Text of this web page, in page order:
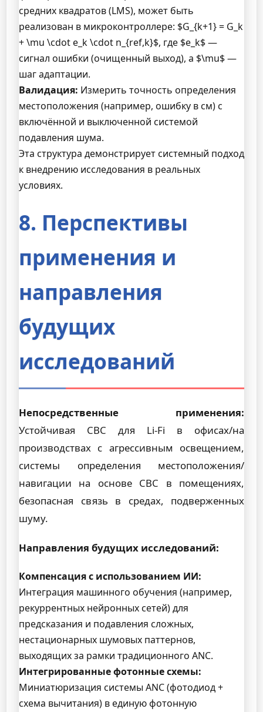
средних квадратов (LMS), может быть
реализован в микроконтроллере: $G_{k+1} = G_k
+ \mu \cdot e_k \cdot n_{ref,k}$, где $e_k$ —
сигнал ошибки (очищенный выход), а $\mu$ —
шаг адаптации.
Валидация: Измерить точность определения
местоположения (например, ошибку в см) с
включённой и выключенной системой
подавления шума.
Эта структура демонстрирует системный подход
к внедрению исследования в реальных
условиях.
8. Перспективы
применения и
направления
будущих
исследований
Непосредственные применения:
Устойчивая СВС для Li-Fi в офисах/на
производствах с агрессивным освещением,
системы определения местоположения/
навигации на основе СВС в помещениях,
безопасная связь в средах, подверженных
шуму.
Направления будущих исследований:
Компенсация с использованием ИИ:
Интеграция машинного обучения (например,
рекуррентных нейронных сетей) для
предсказания и подавления сложных,
нестационарных шумовых паттернов,
выходящих за рамки традиционного ANC.
Интегрированные фотонные схемы:
Миниатюризация системы ANC (фотодиод +
схема вычитания) в единую фотонную